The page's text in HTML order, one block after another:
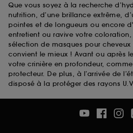
Que vous soyez à la recherche
nutrition, d’une brillance extrême,
pointes et de longueurs ou encore
entretient ou ravive votre
sélection de masques pour
convient le mieux ! Avant ou après
votre crinière en profondeur,
protecteur. De plus, à l’arrivée de
disposé à la protéger des rayons